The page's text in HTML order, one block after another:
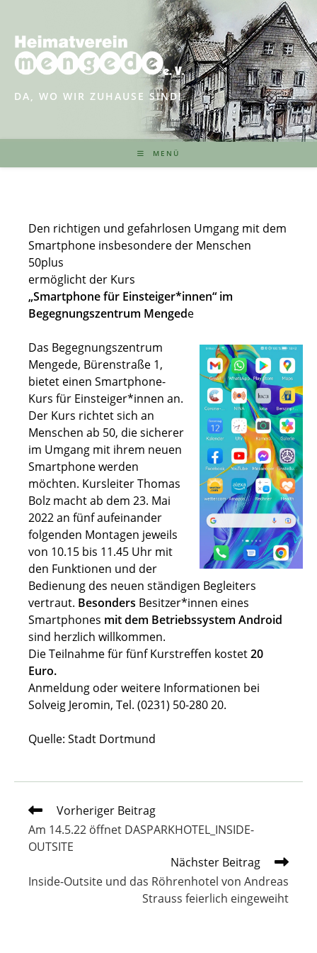
springen
DA, WO WIR ZUHAUSE SIND!
MENÜ
Den richtigen und gefahrlosen Umgang mit dem
Smartphone insbesondere der Menschen
50plus
ermöglicht der Kurs
„Smartphone für Einsteiger*innen“ im
Begegnungszentrum Mengede
Das Begegnungszentrum
Mengede, Bürenstraße 1,
bietet einen Smartphone-
Kurs für Einsteiger*innen an.
Der Kurs richtet sich an
Menschen ab 50, die sicherer
im Umgang mit ihrem neuen
Smartphone werden
möchten. Kursleiter Thomas
Bolz macht ab dem 23. Mai
2022 an fünf aufeinander
folgenden Montagen jeweils
von 10.15 bis 11.45 Uhr mit
den Funktionen und der
Bedienung des neuen ständigen Begleiters
vertraut. Besonders Besitzer*innen eines
Smartphones mit dem Betriebssystem Android
sind herzlich willkommen.
Die Teilnahme für fünf Kurstreffen kostet20
Euro.
Anmeldung oder weitere Informationen bei
Solveig Jeromin, Tel. (0231) 50-280 20.
Quelle: Stadt Dortmund
Weitere
Artikel
ansehen
Vorheriger Beitrag
Am 14.5.22 öffnet DASPARKHOTEL_INSIDE-
OUTSITE
Nächster Beitrag
Inside-Outsite und das Röhrenhotel von Andreas
Strauss feierlich eingeweiht